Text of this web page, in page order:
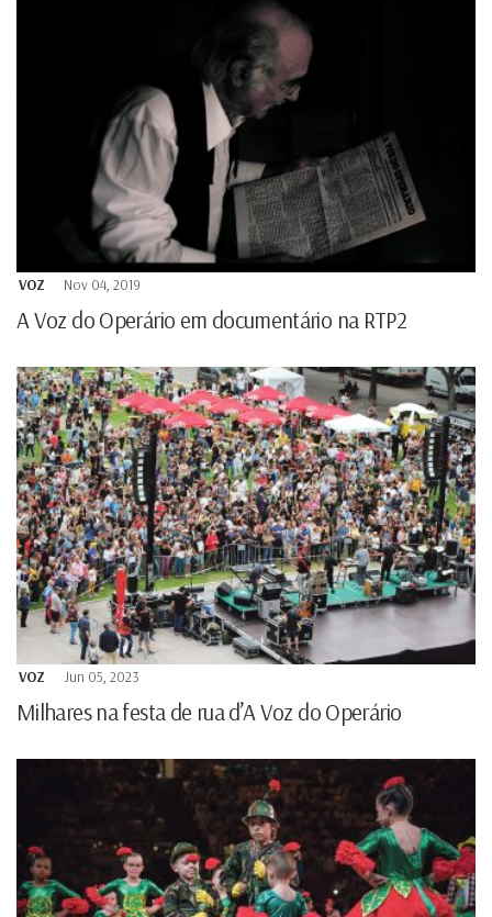
VOZ Nov 04, 2019
A Voz do Operário em documentário na RTP2
VOZ Jun 05, 2023
Milhares na festa de rua d’A Voz do Operário